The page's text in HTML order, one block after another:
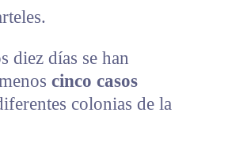
diez días se han
cinco casos
colonias de la